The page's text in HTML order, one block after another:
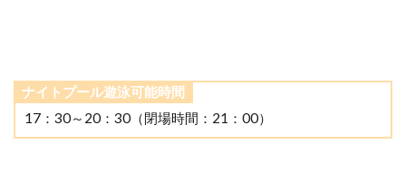
ナイトプール遊泳可能時間
17：30～20：30（閉場時間：21：00）